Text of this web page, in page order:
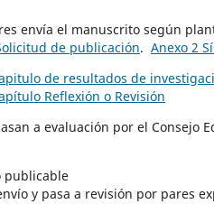
envía el manuscrito según
de publicación. Anexo 2
de resultados de
Reflexión o Revisión
a evaluación por el Consejo
publicable
y pasa a revisión por pares